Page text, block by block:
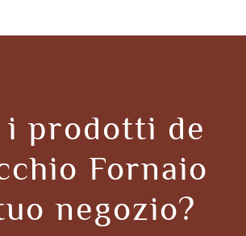
i prodotti de
Fornaio
negozio?